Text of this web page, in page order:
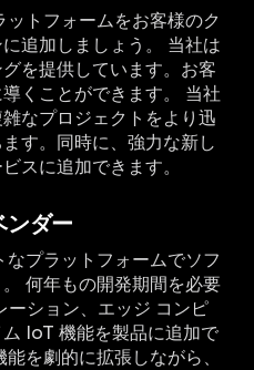
トフォームをお客様のク
追加しましょう。 当社は
を提供しています。お客
くことができます。 当社
なプロジェクトをより迅
す。同時に、強力な新し
スに追加できます。
ンダー
プラットフォームでソフ
何年もの開発期間を必要
ーション、エッジ コンピ
IoT 機能を製品に追加で
を劇的に拡張しながら、